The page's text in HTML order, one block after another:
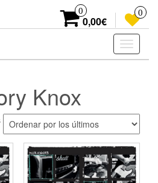
0
0,00€
0
Toggle
Knox
Ordenado
por
los
últimos